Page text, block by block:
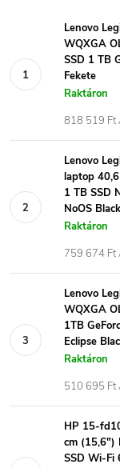
Lenovo
WQXGA
SSD 1 TB
Fekete
Raktáron
818 519 Ft
Lenovo
laptop
1 TB SSD
NoOS Black
Raktáron
759 674 Ft
Lenovo
WQXGA
1TB
Eclipse
Raktáron
510 695 Ft
HP 15-
cm (15,6")
SSD Wi-Fi